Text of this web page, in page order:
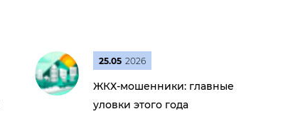
25.05 2026
ЖКХ-мошенники: главные
уловки этого года